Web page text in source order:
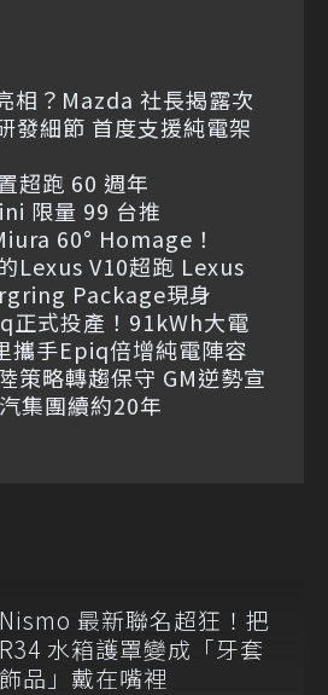
相？Mazda 社長揭露次
發細節 首度支援純電架
超跑 60 週年
限量 99 台推
60° Homage！
Lexus V10超跑 Lexus
Package現身
正式投產！91kWh大電
攜手Epiq倍增純電陣容
策略轉趨保守 GM逆勢宣
集團續約20年
Nismo 最新聯名超狂！把
R34 水箱護罩變成「牙套
飾品」戴在嘴裡